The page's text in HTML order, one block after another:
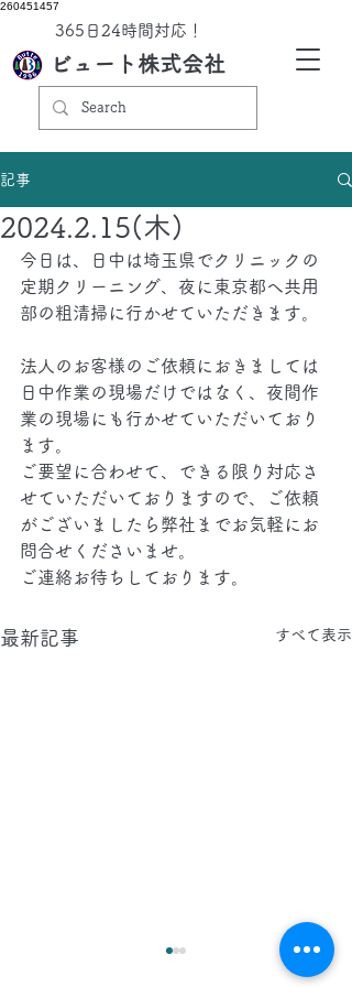
260451457
ビュート株式会社
​365日24時間対応！
記事
2024.2.15(木)
今日は、日中は埼玉県でクリニックの
定期クリーニング、夜に東京都へ共用
部の粗清掃に行かせていただきます。
法人のお客様のご依頼におきましては
日中作業の現場だけではなく、夜間作
業の現場にも行かせていただいており
ます。
ご要望に合わせて、できる限り対応さ
せていただいておりますので、ご依頼
がございましたら弊社までお気軽にお
問合せくださいませ。
ご連絡お待ちしております。
最新記事 すべて表示